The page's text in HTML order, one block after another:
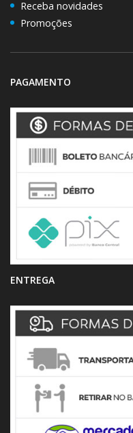
Receba novidades
Promoções
PAGAMENTO
ENTREGA